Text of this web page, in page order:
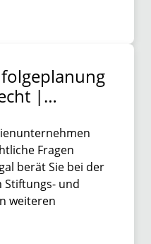
|
Fragen
berät Sie bei der
Stiftungs- und
weiteren